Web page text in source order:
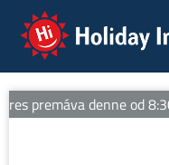
Holiday Info
premáva denne od